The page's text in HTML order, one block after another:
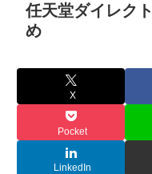
任天堂ダイレク
め
X
Pocket
LinkedIn